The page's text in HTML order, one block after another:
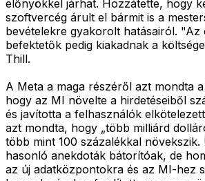
előnyökkel járhat. Hozzátette, hogy
szoftvercég árult el bármit is a
bevételekre gyakorolt hatásairól. "Az
befektetők pedig kiakadnak a
Thill.
A Meta a maga részéről azt mondta
hogy az MI növelte a hirdetéseiből
és javította a felhasználók
azt mondta, hogy „több milliárd
több mint 100 százalékkal növekszik.
hasonló anekdoták bátorítóak, de
az új adatközpontokra és az MI-hez